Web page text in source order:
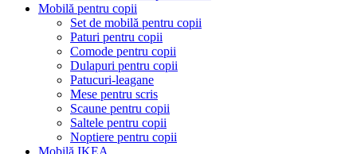
Mobilă pentru copii
Set de mobilă pentru copii
Paturi pentru copii
Comode pentru copii
Dulapuri pentru copii
Patucuri-leagane
Mese pentru scris
Scaune pentru copii
Saltele pentru copii
Noptiere pentru copii
Mobilă IKEA